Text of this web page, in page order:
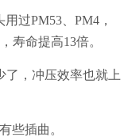
过PM53、PM4，
寿命提高13倍。
了，冲压效率也就上
些插曲。